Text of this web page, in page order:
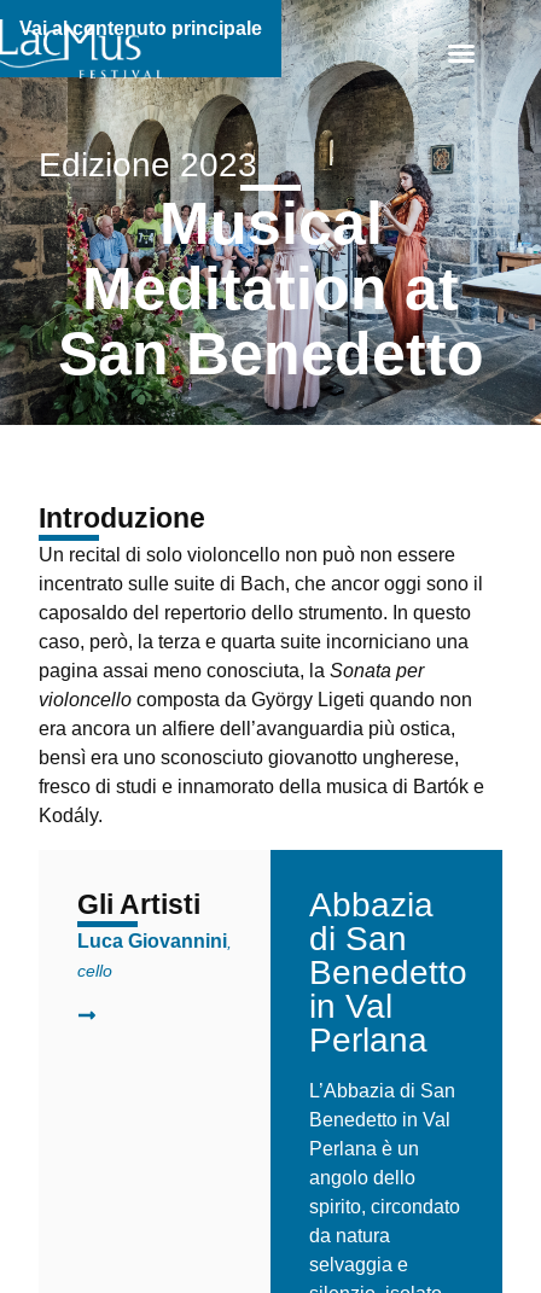
Vai al contenuto principale
Edizione 2023
Musical
Meditation at
San Benedetto
Introduzione
Un recital di solo violoncello non può non essere
incentrato sulle suite di Bach, che ancor oggi sono il
caposaldo del repertorio dello strumento. In questo
caso, però, la terza e quarta suite incorniciano una
pagina assai meno conosciuta, la Sonata per
violoncello composta da György Ligeti quando non
era ancora un alfiere dell’avanguardia più ostica,
bensì era uno sconosciuto giovanotto ungherese,
fresco di studi e innamorato della musica di Bartók e
Kodály.
Gli Artisti
Luca Giovannini
cello
La Location
Abbazia
di San
Benedetto
in Val
Perlana
L’Abbazia di San
Benedetto in Val
Perlana è un
angolo dello
spirito, circondato
da natura
selvaggia e